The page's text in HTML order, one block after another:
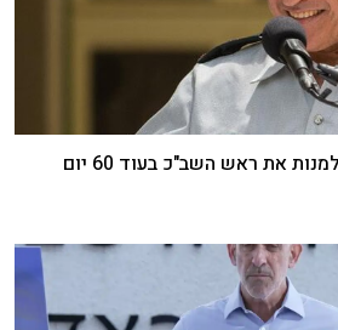
את ראש השב"כ בעוד 60 יום